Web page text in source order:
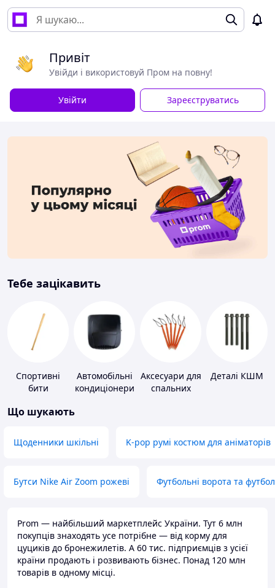
Привіт
Увійди і використовуй Пром на повну!
Увійти Зареєструватись
Тебе зацікавить
Спортивні
бити
Автомобільні
кондиціонери
Аксесуари для
спальних
Деталі КШМ
Що шукають
Щоденники шкільні K-pop румі костюм для аніматорів
Бутси Nike Air Zoom рожеві Футбольні ворота та
Prom — найбільший маркетплейс України. Тут 6 млн
покупців знаходять усе потрібне — від корму для
цуциків до бронежилетів. А 60 тис. підприємців з усієї
країни продають і розвивають бізнес. Понад 120 млн
товарів в одному місці.